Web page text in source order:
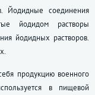
Йодидные соединения
йодидом растворы
йодидных растворов.
продукцию военного
в пищевой